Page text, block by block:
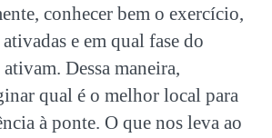
conhecer bem o exercício,
e em qual fase do
Dessa maneira,
qual é o melhor local para
à ponte. O que nos leva ao